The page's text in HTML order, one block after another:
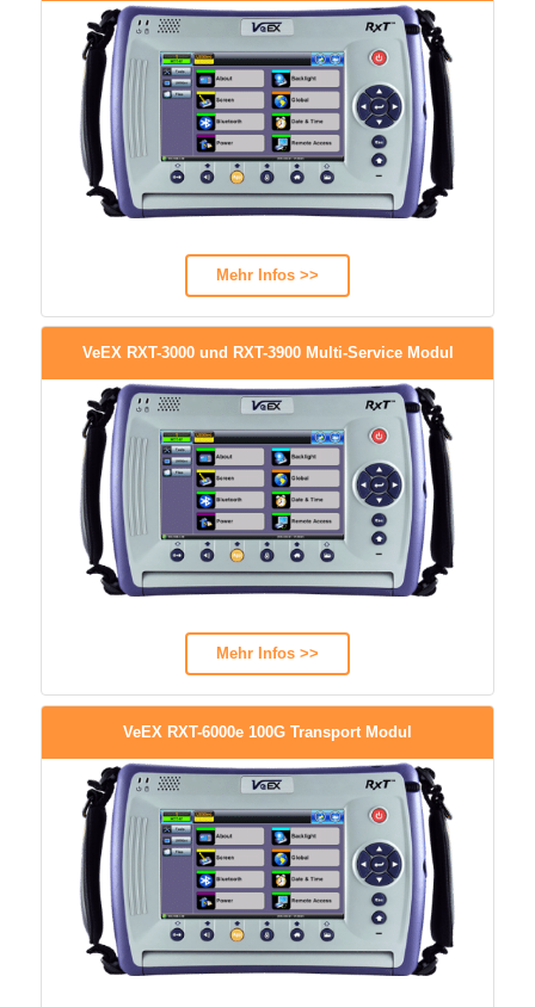
Mehr Infos >>
VeEX RXT-3000 und RXT-3900 Multi-Service Modul
Mehr Infos >>
VeEX RXT-6000e 100G Transport Modul